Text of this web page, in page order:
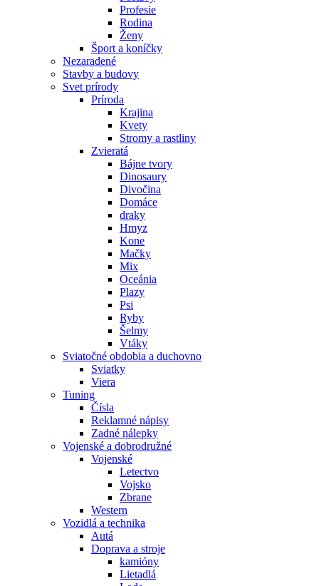
Profesie
Rodina
Ženy
Šport a koníčky
Nezaradené
Stavby a budovy
Svet prírody
Príroda
Krajina
Kvety
Stromy a rastliny
Zvieratá
Bájne tvory
Dinosaury
Divočina
Domáce
draky
Hmyz
Kone
Mačky
Mix
Oceánia
Plazy
Psi
Ryby
Šelmy
Vtáky
Sviatočné obdobia a duchovno
Sviatky
Viera
Tuning
Čísla
Reklamné nápisy
Zadné nálepky
Vojenské a dobrodružné
Vojenské
Letectvo
Vojsko
Zbrane
Western
Vozidlá a technika
Autá
Doprava a stroje
kamióny
Lietadlá